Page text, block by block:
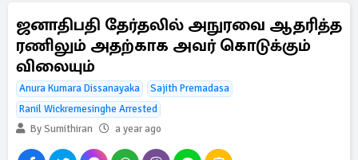
ஜனாதிபதி தேர்தலில் அநுரவை ஆதரித்த
ரணிலும் அதற்காக அவர் கொடுக்கும்
விலையும்
Anura Kumara Dissanayaka
Sajith Premadasa
Ranil Wickremesinghe Arrested
By Sumithiran
a year ago